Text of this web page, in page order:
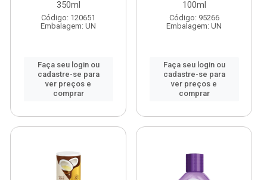
350ml
Código: 120651
Embalagem: UN
Faça seu login ou
cadastre-se para
ver preços e
comprar
100ml
Código: 95266
Embalagem: UN
Faça seu login ou
cadastre-se para
ver preços e
comprar